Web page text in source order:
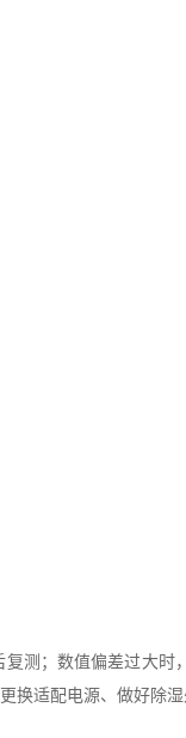
；数值偏差过大时
适配电源、做好除